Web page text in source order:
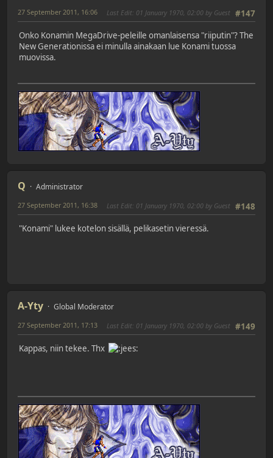
#147
27 September 2011, 16:06 Last Edit: 01 January 1970, 02:00 by Guest
Onko Konamin MegaDrive-peleille omanlaisensa "riiputin"? The
New Generationissa ei minulla ainakaan lue Konami tuossa
muovissa.
Q Administrator
#148
27 September 2011, 16:38 Last Edit: 01 January 1970, 02:00 by Guest
"Konami" lukee kotelon sisällä, pelikasetin vieressä.
A-Yty Global Moderator
#149
27 September 2011, 17:13 Last Edit: 01 January 1970, 02:00 by Guest
Kappas, niin tekee. Thx